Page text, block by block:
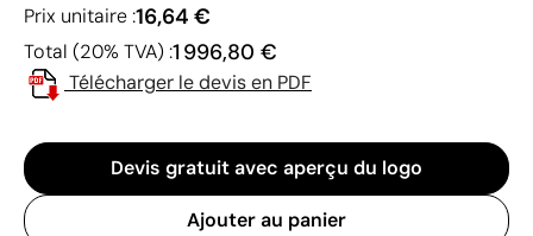
Prix unitaire :16,64 €
Total (20% TVA) :1 996,80 €
Télécharger le devis en PDF
Devis gratuit avec aperçu du logo
Ajouter au panier